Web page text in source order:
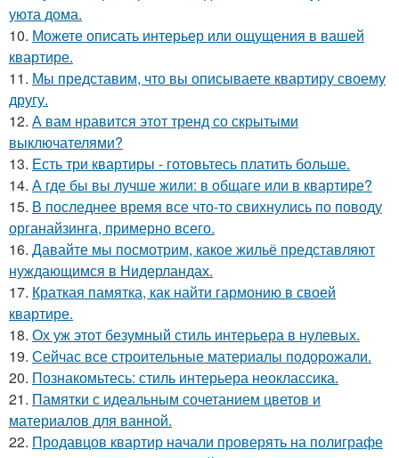
уюта дома.
10. Можете описать интерьер или ощущения в вашей
квартире.
11. Мы представим, что вы описываете квартиру своему
другу.
12. А вам нравится этот тренд со скрытыми
выключателями?
13. Есть три квартиры - готовьтесь платить больше.
14. А где бы вы лучше жили: в общаге или в квартире?
15. В последнее время все что-то свихнулись по поводу
органайзинга, примерно всего.
16. Давайте мы посмотрим, какое жильё представляют
нуждающимся в Нидерландах.
17. Краткая памятка, как найти гармонию в своей
квартире.
18. Ох уж этот безумный стиль интерьера в нулевых.
19. Сейчас все строительные материалы подорожали.
20. Познакомьтесь: стиль интерьера неоклассика.
21. Памятки с идеальным сочетанием цветов и
материалов для ванной.
22. Продавцов квартир начали проверять на полиграфе